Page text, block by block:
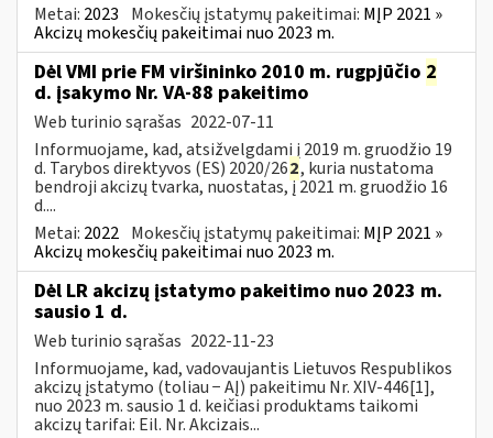
Metai: 2023 Mokesčių įstatymų pakeitimai: MĮP 2021 »
Akcizų mokesčių pakeitimai nuo 2023 m.
Dėl VMI prie FM viršininko 2010 m. rugpjūčio 2
d. įsakymo Nr. VA-88 pakeitimo
Web turinio sąrašas 2022-07-11
Informuojame, kad, atsižvelgdami į 2019 m. gruodžio 19
d. Tarybos direktyvos (ES) 2020/262, kuria nustatoma
bendroji akcizų tvarka, nuostatas, į 2021 m. gruodžio 16
d....
Metai: 2022 Mokesčių įstatymų pakeitimai: MĮP 2021 »
Akcizų mokesčių pakeitimai nuo 2023 m.
Dėl LR akcizų įstatymo pakeitimo nuo 2023 m.
sausio 1 d.
Web turinio sąrašas 2022-11-23
Informuojame, kad, vadovaujantis Lietuvos Respublikos
akcizų įstatymo (toliau − AĮ) pakeitimu Nr. XIV-446[1],
nuo 2023 m. sausio 1 d. keičiasi produktams taikomi
akcizų tarifai: Eil. Nr. Akcizais...